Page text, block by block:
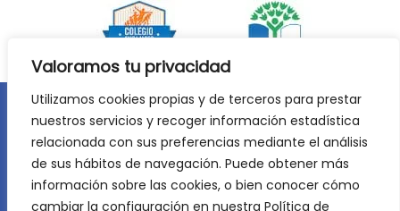
Valoramos tu privacidad
Utilizamos cookies propias y de terceros para prestar
nuestros servicios y recoger información estadística
relacionada con sus preferencias mediante el análisis
de sus hábitos de navegación. Puede obtener más
información sobre las cookies, o bien conocer cómo
cambiar la configuración en nuestra Política de
Aviso legal
Política de privacidad
Política de cookies
©2026Lycée Français Molière de Zaragoza. Todos los
derechos reservados. Desarrollo web:Jiménez Carbó Digital